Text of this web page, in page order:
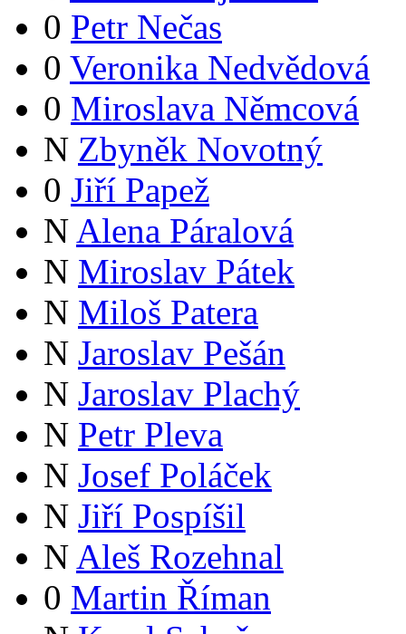
0 Petr Nečas
0 Veronika Nedvědová
0 Miroslava Němcová
N Zbyněk Novotný
0 Jiří Papež
N Alena Páralová
N Miroslav Pátek
N Miloš Patera
N Jaroslav Pešán
N Jaroslav Plachý
N Petr Pleva
N Josef Poláček
N Jiří Pospíšil
N Aleš Rozehnal
0 Martin Říman